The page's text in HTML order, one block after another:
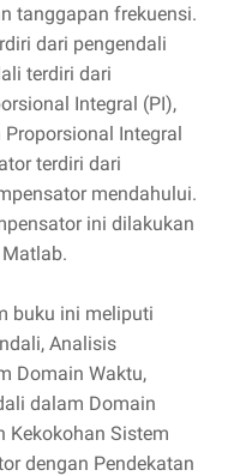
tanggapan frekuensi.
dari pengendali
terdiri dari
Integral (PI),
Integral
terdiri dari
mendahului.
ini dilakukan
buku ini meliputi
Analisis
Domain Waktu,
dalam Domain
Kekokohan Sistem
dengan Pendekatan